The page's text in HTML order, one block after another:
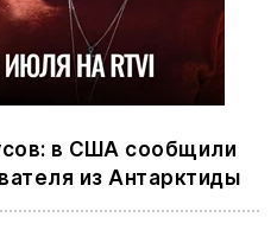
в США сообщили
из Антарктиды